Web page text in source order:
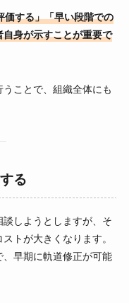
価する」「早い段階での
身が示すことが重要で
ことで、組織全体にも
る
しようとしますが、そ
トが大きくなります。
早期に軌道修正が可能